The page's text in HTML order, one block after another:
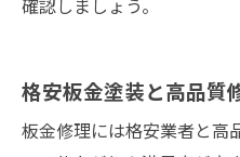
確認しましょう。
格安板金塗装と高品質
板金修理には格安業者と高